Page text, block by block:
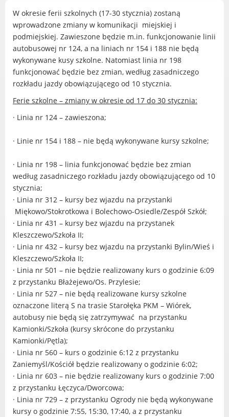
RADA MIASTA LUBOŃ
Portal Mieszkańca. Aktualne informacje
Radni Rady Miasta Luboń
Sesja Rady Miasta
Harmonogram dyżurów radnych
Komisje Rady Miasta Luboń
Uchwały Rady Miasta Luboń
Rada Gospodarcza
POZOSTAŁE
Państwowy Fundusz Rehabilitacji Osób
Niepełnosprawnych
Zakład Ubezpieczeń Społecznych
Poznańska Lokalna Organizacja
Turystyczna
Urząd statystyczny w Poznaniu
Instytut Rozwoju Wsi i Rolnictwa
Polskiej Akademii Nauk
Instytut Skrzynki
Wielkopolski Park Narodowy
Muzeum Narodowe Rolnictwa i
Przemysłu Rolno-Spożywczego w
Szreniawie
PTTK
W okresie ferii szkolnych (17-30 stycznia) zostaną
wprowadzone zmiany w komunikacji miejskiej i
podmiejskiej. Zawieszone będzie m.in. funkcjonowanie linii
autobusowej nr 124, a na liniach nr 154 i 188 nie będą
wykonywane kusy szkolne. Natomiast linia nr 198
funkcjonować będzie bez zmian, według zasadniczego
rozkładu jazdy obowiązującego od 10 stycznia.
Ferie szkolne – zmiany w okresie od 17 do 30 stycznia:
· Linia nr 124 – zawieszona;
· Linie nr 154 i 188 – nie będą wykonywane kursy szkolne;
· Linia nr 198 – linia funkcjonować będzie bez zmian
według zasadniczego rozkładu jazdy obowiązującego od 10
stycznia;
· Linia nr 312 – kursy bez wjazdu na przystanki
Miękowo/Stokrotkowa i Bolechowo-Osiedle/Zespół Szkół;
· Linia nr 431 – kursy bez wjazdu na przystanek
Kleszczewo/Szkoła II;
· Linia nr 432 – kursy bez wjazdu na przystanki Bylin/Wieś i
Kleszczewo/Szkoła II;
· Linia nr 501 – nie będzie realizowany kurs o godzinie 6:09
z przystanku Błażejewo/Os. Przylesie;
· Linia nr 527 – nie będą realizowane kursy szkolne
oznaczone literą S na trasie Starołęka PKM – Wiórek,
autobusy nie będą się zatrzymywać na przystanku
Kamionki/Szkoła (kursy skrócone do przystanku
Kamionki/Pętla);
· Linia nr 560 – kurs o godzinie 6:12 z przystanku
Zaniemyśl/Kościół będzie realizowany o godzinie 6:02;
· Linia nr 603 – nie będzie realizowany kurs o godzinie 7:00
z przystanku Łęczyca/Dworcowa;
· Linia nr 729 – z przystanku Ogrody nie będą wykonywane
kursy o godzinie 7:55, 15:30, 17:40, a z przystanku